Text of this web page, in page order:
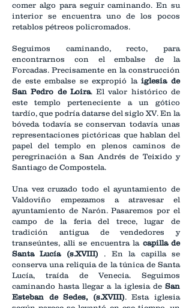
comer algo para seguir caminando. En su
interior se encuentra uno de los pocos
retablos pétreos policromados.
Seguimos caminando, recto, para
encontrarnos con el embalse de la
Forcadas. Precisamente en la construcción
de este embalse se expropió laiglesia de
San Pedro de Loira. El valor histórico de
este templo perteneciente a un gótico
tardío, que podría datarse del siglo XV. En la
bóveda todavía se conservan todavía unas
representaciones pictóricas que hablan del
papel del templo en plenos caminos de
peregrinación a San Andrés de Teixido y
Santiago de Compostela.
Una vez cruzado todo el ayuntamiento de
Valdoviño empezamos a atravesar el
ayuntamiento de Narón. Pasaremos por el
campo de la feria del trece, lugar de
tradición antigua de vendedores y
transeúntes, alli se encuentra la capilla de
Santa Lucía (s.XVIII) . En la capilla se
conserva una reliquia de la túnica de Santa
Lucía, traída de Venecia. Seguimos
caminando hasta llegar a la iglesia de San
Esteban de Sedes, (s.XVIII). Esta iglesia